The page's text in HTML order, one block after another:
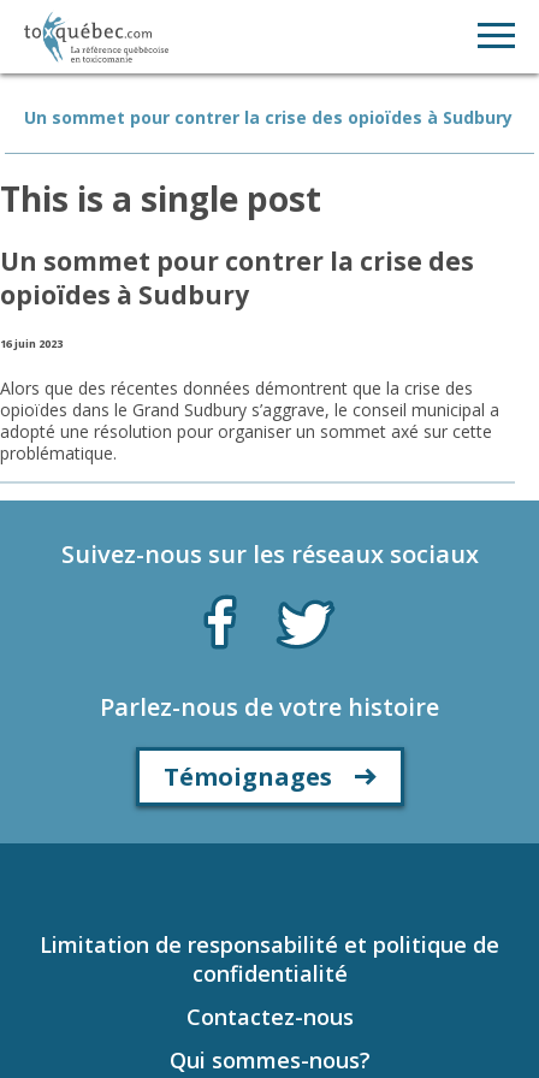
Un sommet pour contrer la crise des opioïdes à Sudbury
This is a single post
Un sommet pour contrer la crise des
opioïdes à Sudbury
16 juin 2023
Alors que des récentes données démontrent que la crise des
opioïdes dans le Grand Sudbury s’aggrave, le conseil municipal a
adopté une résolution pour organiser un sommet axé sur cette
problématique.
Suivez-nous sur les réseaux sociaux
Parlez-nous de votre histoire
Témoignages
Limitation de responsabilité et politique de
confidentialité
Contactez-nous
Qui sommes-nous?